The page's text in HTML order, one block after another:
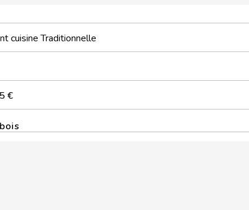
cuisine Traditionnelle
€